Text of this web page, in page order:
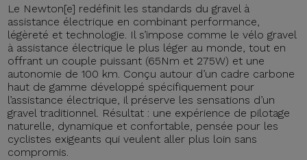
Le Newton[e] redéfinit les standards du gravel à
assistance électrique en combinant performance,
légèreté et technologie. Il s’impose comme le vélo gravel
à assistance électrique le plus léger au monde, tout en
offrant un couple puissant (65Nm et 275W) et une
autonomie de 100 km. Conçu autour d’un cadre carbone
haut de gamme développé spécifiquement pour
l’assistance électrique, il préserve les sensations d’un
gravel traditionnel. Résultat : une expérience de pilotage
naturelle, dynamique et confortable, pensée pour les
cyclistes exigeants qui veulent aller plus loin sans
compromis.